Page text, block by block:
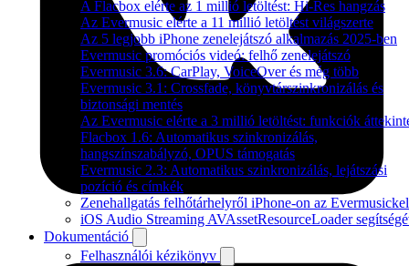
A Flacbox elérte az 1 millió letöltést: Hi-Res hangzás
Az Evermusic elérte a 11 millió letöltést világszerte
Az 5 legjobb iPhone zenelejátszó alkalmazás 2025-ben
Evermusic promóciós videó: felhő zenelejátszó
Evermusic 3.6: CarPlay, VoiceOver és még több
Evermusic 3.1: Crossfade, könyvtárszinkronizálás és
biztonsági mentés
Az Evermusic elérte a 3 millió letöltést: funkciók
Flacbox 1.6: Automatikus szinkronizálás,
hangszínszabályzó, OPUS támogatás
Evermusic 2.3: Automatikus szinkronizálás, lejátszási
pozíció és címkék
Zenehallgatás felhőtárhelyről iPhone-on az Evermusickel
iOS Audio Streaming AVAssetResourceLoader
Dokumentáció
Felhasználói kézikönyv